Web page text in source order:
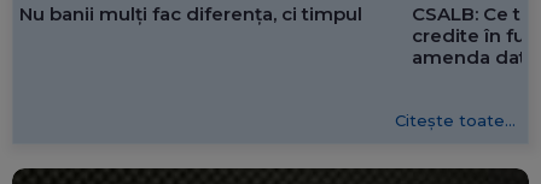
Nu banii mulți fac diferența, ci timpul
CSALB: Ce
credite în
amenda
Citește toate...